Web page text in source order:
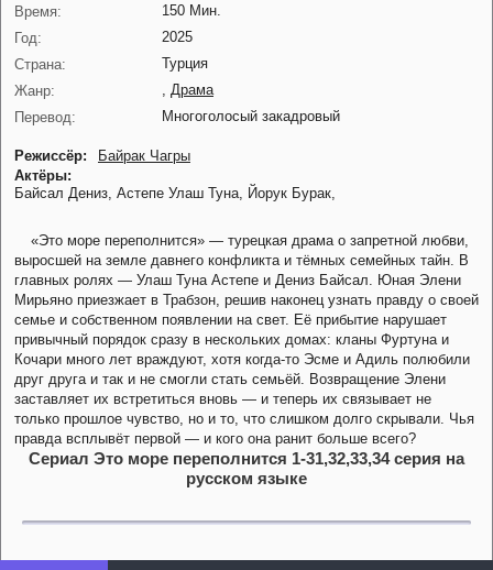
Время:
150 Мин.
Год:
2025
Страна:
Турция
Жанр:
Драма
Перевод:
Многоголосый закадровый
Режиссёр:
Байрак Чагры
Актёры:
Байсал Дениз, Астепе Улаш Туна, Йорук Бурак,
«Это море переполнится» — турецкая драма о запретной любви,
выросшей на земле давнего конфликта и тёмных семейных тайн. В
главных ролях — Улаш Туна Астепе и Дениз Байсал. Юная Элени
Мирьяно приезжает в Трабзон, решив наконец узнать правду о своей
семье и собственном появлении на свет. Её прибытие нарушает
привычный порядок сразу в нескольких домах: кланы Фуртуна и
Кочари много лет враждуют, хотя когда-то Эсме и Адиль полюбили
друг друга и так и не смогли стать семьёй. Возвращение Элени
заставляет их встретиться вновь — и теперь их связывает не
только прошлое чувство, но и то, что слишком долго скрывали. Чья
правда всплывёт первой — и кого она ранит больше всего?
Сериал Это море переполнится 1-31,32,33,34 серия на
русском языке